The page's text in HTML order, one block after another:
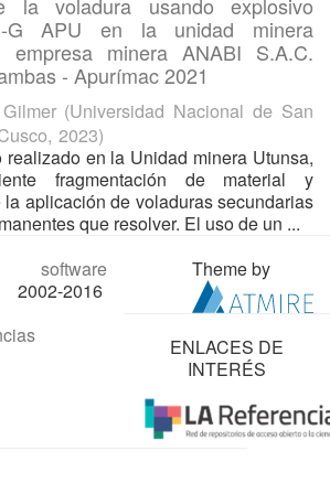
G APU en la unidad minera
minera ANABI S.A.C.
- Apurímac 2021
(Universidad Nacional de San
, 2023)
realizado en la Unidad minera Utunsa,
fragmentación de material y
aplicación de voladuras secundarias
que resolver. El uso de un ...
2016
Theme by
ENLACES DE
INTERÉS